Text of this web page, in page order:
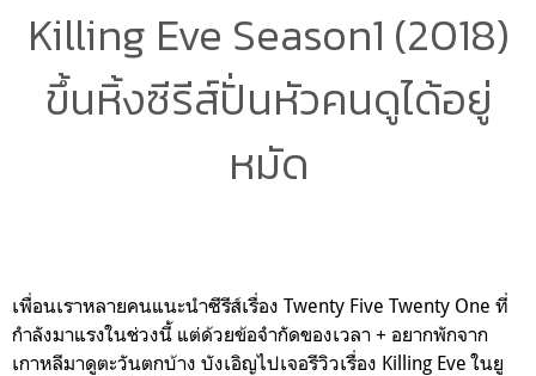
Killing Eve Season1 (2018)
ขึ้นหิ้งซีรีส์ปั่นหัวคนดูได้อยู่
หมัด
เพื่อนเราหลายคนแนะนำซีรีส์เรื่อง Twenty Five Twenty One ที่
กำลังมาแรงในช่วงนี้ แต่ด้วยข้อจำกัดของเวลา + อยากพักจาก
เกาหลีมาดูตะวันตกบ้าง บังเอิญไปเจอรีวิวเรื่อง Killing Eve ในยู